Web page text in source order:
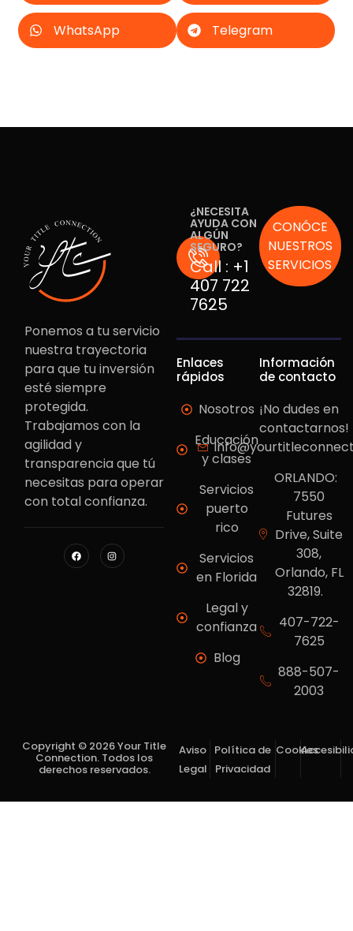
WhatsApp Telegram
Ponemos a tu servicio
nuestra trayectoria
para que tu inversión
esté siempre
protegida.
Trabajamos con la
agilidad y
transparencia que tú
necesitas para operar
con total confianza.
¿NECESITA
AYUDA CON
ALGÚN
SEGURO?
Call : +1
407 722
7625
CONÓCE
NUESTROS
SERVICIOS
Enlaces
rápidos
Nosotros
Educación
y clases
Servicios
puerto
rico
Servicios
en Florida
Legal y
confianza
Blog
Información
de contacto
¡No dudes en
contactarnos!
ORLANDO:
7550
Futures
Drive, Suite
308,
Orlando, FL
32819.
407-722-
7625
888-507-
2003
Copyright © 2026 Your Title
Connection. Todos los
derechos reservados.
Aviso
Legal
Política de
Privacidad
Cookies